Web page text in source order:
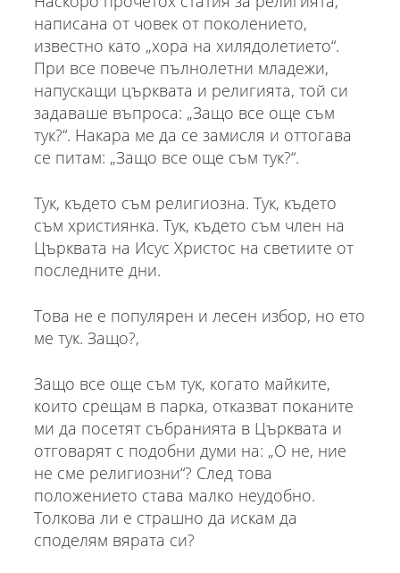
написана от човек от поколението,
известно като „хора на хилядолетието“.
При все повече пълнолетни младежи,
напускащи църквата и религията, той си
задаваше въпроса: „Защо все още съм
тук?“. Накара ме да се замисля и оттогава
се питам: „Защо все още съм тук?“.
Тук, където съм религиозна. Тук, където
съм християнка. Тук, където съм член на
Църквата на Исус Христос на светиите от
последните дни.
Това не е популярен и лесен избор, но ето
ме тук. Защо?,
Защо все още съм тук, когато майките,
които срещам в парка, отказват поканите
ми да посетят събранията в Църквата и
отговарят с подобни думи на: „О не, ние
не сме религиозни“? След това
положението става малко неудобно.
Толкова ли е страшно да искам да
споделям вярата си?